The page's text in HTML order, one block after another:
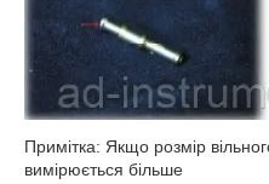
Примітка: Якщо розмір
вимірюється більше